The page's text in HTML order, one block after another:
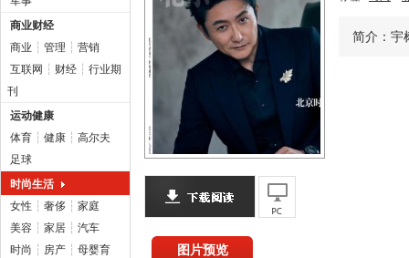
商业财经
商业 ┆ 管理 ┆ 营销
互联网 ┆ 财经 ┆ 行业期
刊
运动健康
体育 ┆ 健康 ┆ 高尔夫
足球
时尚生活
女性 ┆ 奢侈 ┆ 家庭
美容 ┆ 家居 ┆ 汽车
时尚 ┆ 房产 ┆ 母婴育
简介：宇
图片预览